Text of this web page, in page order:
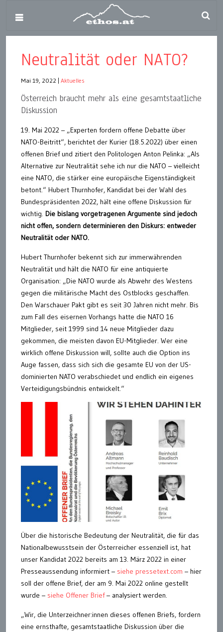
Neutralität oder NATO?
Mai 19, 2022 Aktuelles
Österreich braucht mehr als eine gesamtstaatliche
Diskussion
19. Mai 2022 – „Experten fordern offene Debatte über
NATO-Beitritt“, berichtet der Kurier (18.5.2022) über einen
offenen Brief und zitiert den Politologen Anton Pelinka: „Als
Alternative zur Neutralität sehe ich nur die NATO – vielleicht
eine NATO, die stärker eine europäische Eigenständigkeit
betont.“ Hubert Thurnhofer, Kandidat bei der Wahl des
Bundespräsidenten 2022, hält eine offene Diskussion für
wichtig. Die bislang vorgetragenen Argumente sind jedoch
nicht offen, sondern determinieren den Diskurs: entweder
Neutralität oder NATO.
Hubert Thurnhofer bekennt sich zur immerwährenden
Neutralität und hält die NATO für eine antiquierte
Organisation: „Die NATO wurde als Abwehr des Westens
gegen die militärische Macht des Ostblocks geschaffen.
Den Warschauer Pakt gibt es seit 30 Jahren nicht mehr. Bis
zum Fall des eisernen Vorhangs hatte die NATO 16
Mitglieder, seit 1999 sind 14 neue Mitglieder dazu
gekommen, die meisten davon EU-Mitglieder. Wer eine
wirklich offene Diskussion will, sollte auch die Option ins
Auge fassen, dass sich sich die gesamte EU von der US-
dominierten NATO verabschiedet und endlich ein eigenes
Verteidigungsbündnis entwickelt.“
Über die historische Bedeutung der Neutralität, die für das
Nationalbewusstsein der Österreicher essenziell ist, hat
unser Kandidat 2022 bereits am 13. März 2022 in einer
Presseaussendung informiert – siehe pressetext.com – hier
soll der offene Brief, der am 9. Mai 2022 online gestellt
wurde – siehe Offener Brief– analysiert werden.
„Wir, die Unterzeichner:innen dieses offenen Briefs, fordern
eine ernsthafte, gesamtstaatliche Diskussion über die